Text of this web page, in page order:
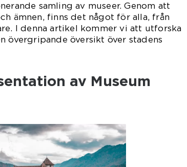
samling av museer. Genom att
ämnen, finns det något för alla, från
I denna artikel kommer vi att utforska
övergripande översikt över stadens
av Museum